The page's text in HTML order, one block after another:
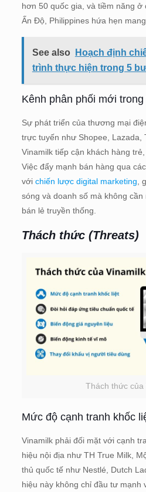
hơn 50 quốc gia, và tiềm năng
Ấn Độ, Philippines hứa hẹn
See also
Hoạch định
trình thực hiện trong 5
Kênh phân phối mới
Sự phát triển của thương mại
trực tuyến như Shopee, Lazada,
Vinamilk tiếp cận khách hàng
Việc đẩy mạnh bán hàng qua
với chiến lược digital marketing ,
sóng và doanh số mà không
bán lẻ truyền thống.
Thách thức (Threats)
Thách thức của
Mức độ cạnh tranh khốc
Vinamilk phải đối mặt với cạnh
hiệu nội địa như TH True Milk,
thủ quốc tế như Nestlé, Dutch
hiệu này không chỉ đầu tư mạnh